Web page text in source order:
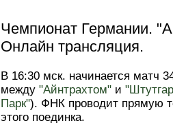
Чемпионат Германии.
Онлайн трансляция.
В 16:30 мск. начинается матч
между "Айнтрахтом" и
Парк"). ФНК проводит прямую
этого поединка.